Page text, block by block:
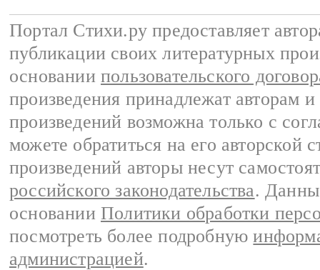
Портал Стихи.ру предоставляет
публикации своих литературных
основании пользовательского
произведения принадлежат авторам
произведений возможна только с
можете обратиться на его авторской
произведений авторы несут
российского законодательства.
основании Политики обработки
посмотреть более подробную
администрацией.